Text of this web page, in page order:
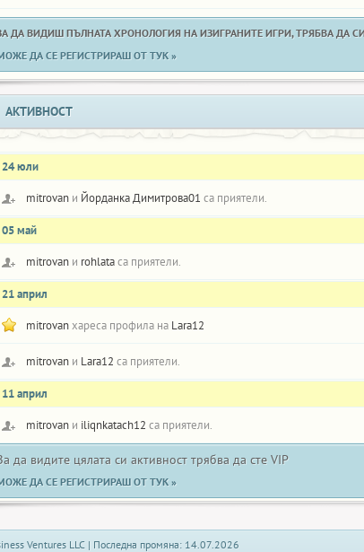
ДА ВИДИШ ПЪЛНАТА ХРОНОЛОГИЯ НА ИЗИГРАНИТЕ ИГРИ, ТРЯБВА ДА
ДА СЕ РЕГИСТРИРАШ ОТ ТУК »
АКТИВНОСТ
24 юли
mitrovan и Йорданка Димитрова01 са приятели.
05 май
mitrovan и rohlataса приятели.
21 април
mitrovanхареса профила на Lara12
mitrovan и Lara12 са приятели.
11 април
mitrovan и iliqnkatach12 са приятели.
да видите цялата си активност трябва да сте VIP
ДА СЕ РЕГИСТРИРАШ ОТ ТУК »
Ventures LLC | Последна промяна: 14.07.2026